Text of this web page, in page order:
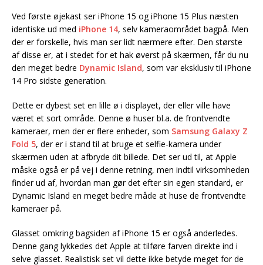
Ved første øjekast ser iPhone 15 og iPhone 15 Plus næsten
identiske ud med iPhone 14, selv kameraområdet bagpå. Men
der er forskelle, hvis man ser lidt nærmere efter. Den største
af disse er, at i stedet for et hak øverst på skærmen, får du nu
den meget bedre Dynamic Island, som var eksklusiv til iPhone
14 Pro sidste generation.
Dette er dybest set en lille ø i displayet, der eller ville have
været et sort område. Denne ø huser bl.a. de frontvendte
kameraer, men der er flere enheder, som Samsung Galaxy Z
Fold 5, der er i stand til at bruge et selfie-kamera under
skærmen uden at afbryde dit billede. Det ser ud til, at Apple
måske også er på vej i denne retning, men indtil virksomheden
finder ud af, hvordan man gør det efter sin egen standard, er
Dynamic Island en meget bedre måde at huse de frontvendte
kameraer på.
Glasset omkring bagsiden af iPhone 15 er også anderledes.
Denne gang lykkedes det Apple at tilføre farven direkte ind i
selve glasset. Realistisk set vil dette ikke betyde meget for de